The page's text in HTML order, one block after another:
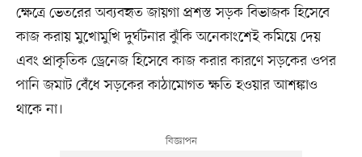
ক্ষেত্রে ভেতরের অব্যবহৃত জায়গা প্রশস্ত সড়ক বিভাজক হিসেবে
কাজ করায় মুখোমুখি দুর্ঘটনার ঝুঁকি অনেকাংশেই কমিয়ে দেয়
এবং প্রাকৃতিক ড্রেনেজ হিসেবে কাজ করার কারণে সড়কের ওপর
পানি জমাট বেঁধে সড়কের কাঠামোগত ক্ষতি হওয়ার আশঙ্কাও
থাকে না।